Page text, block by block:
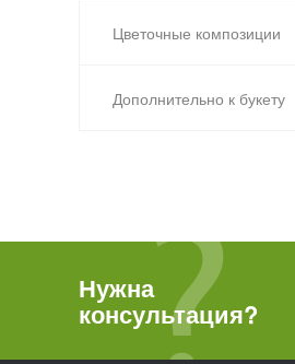
Цветочные композиции
Дополнительно к букету
Нужна
консультация?